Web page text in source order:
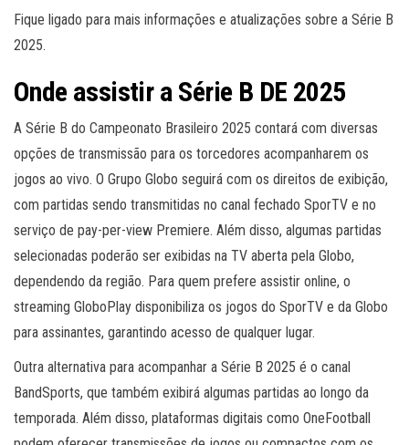
Fique ligado para mais informações e atualizações sobre a Série B
2025.
Onde assistir a Série B DE 2025
A Série B do Campeonato Brasileiro 2025 contará com diversas
opções de transmissão para os torcedores acompanharem os
jogos ao vivo. O Grupo Globo seguirá com os direitos de exibição,
com partidas sendo transmitidas no canal fechado SporTV e no
serviço de pay-per-view Premiere. Além disso, algumas partidas
selecionadas poderão ser exibidas na TV aberta pela Globo,
dependendo da região. Para quem prefere assistir online, o
streaming GloboPlay disponibiliza os jogos do SporTV e da Globo
para assinantes, garantindo acesso de qualquer lugar.
Outra alternativa para acompanhar a Série B 2025 é o canal
BandSports, que também exibirá algumas partidas ao longo da
temporada. Além disso, plataformas digitais como OneFootball